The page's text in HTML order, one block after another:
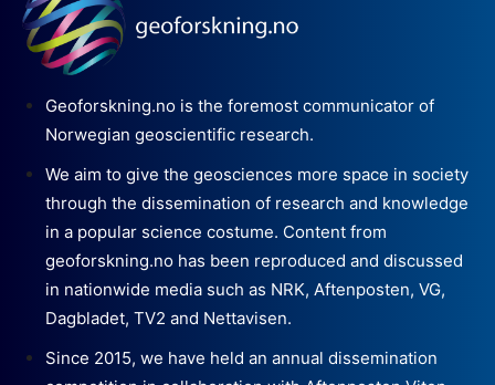
Geoforskning.no is the foremost communicator of
Norwegian geoscientific research.
We aim to give the geosciences more space in society
through the dissemination of research and knowledge
in a popular science costume. Content from
geoforskning.no has been reproduced and discussed
in nationwide media such as NRK, Aftenposten, VG,
Dagbladet, TV2 and Nettavisen.
Since 2015, we have held an annual dissemination